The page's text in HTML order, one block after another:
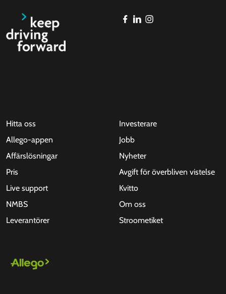
Hitta oss
Allego-appen
Affärslösningar
Pris
Live support
NMBS
Leverantörer
Investerare
Jobb
Nyheter
Avgift för överbliven vistelse
Kvitto
Om oss
Stroometiket